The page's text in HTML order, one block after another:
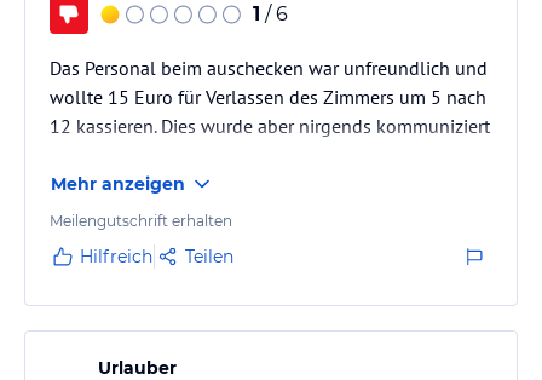
1 / 6
Das Personal beim auschecken war unfreundlich und
wollte 15 Euro für Verlassen des Zimmers um 5 nach
12 kassieren. Dies wurde aber nirgends kommuniziert
Mehr anzeigen
Meilengutschrift erhalten
Hilfreich Teilen
Urlauber